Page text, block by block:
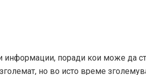
поради кои може да
но во исто време